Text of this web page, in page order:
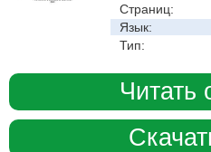
Страниц:
Язык:
Тип:
Читать